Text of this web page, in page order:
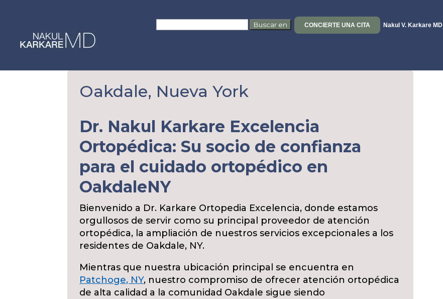
for:
CONCIERTE UNA CITA Nakul V. Karkare MD
Oakdale, Nueva York
Dr. Nakul Karkare Excelencia
Ortopédica: Su socio de confianza
para el cuidado ortopédico en
OakdaleNY
Bienvenido a Dr. Karkare Ortopedia Excelencia, donde estamos
orgullosos de servir como su principal proveedor de atención
ortopédica, la ampliación de nuestros servicios excepcionales a los
residentes de Oakdale, NY.
Mientras que nuestra ubicación principal se encuentra en
Patchoge, NY, nuestro compromiso de ofrecer atención ortopédica
de alta calidad a la comunidad Oakdale sigue siendo